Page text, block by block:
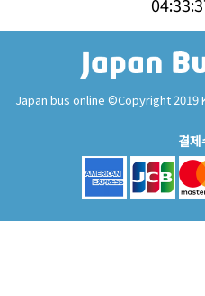
Japan bus online ©Copyright 2019
결